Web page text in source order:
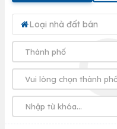
Loại nhà đất bán